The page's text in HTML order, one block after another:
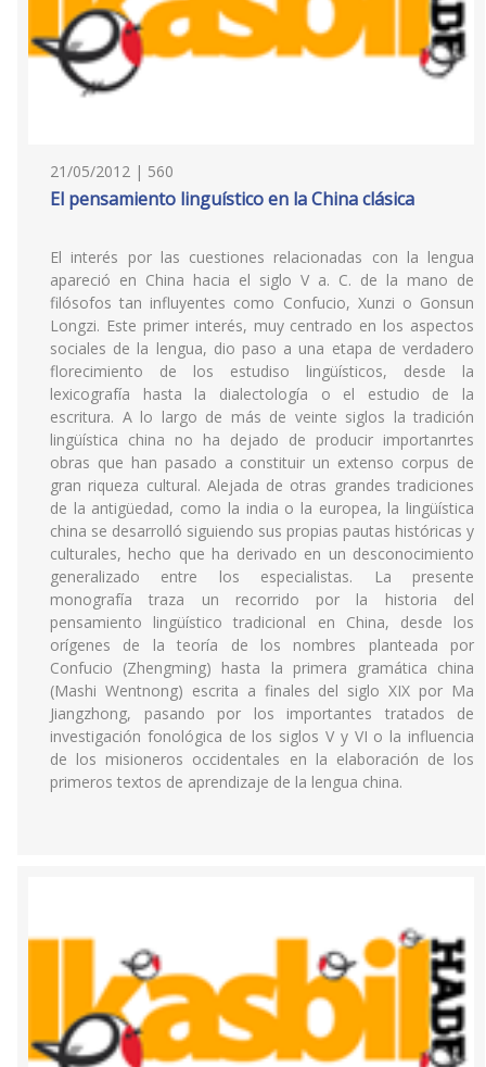
21/05/2012 | 560
El pensamiento linguístico en la China clásica
El interés por las cuestiones relacionadas con la lengua
apareció en China hacia el siglo V a. C. de la mano de
filósofos tan influyentes como Confucio, Xunzi o Gonsun
Longzi. Este primer interés, muy centrado en los aspectos
sociales de la lengua, dio paso a una etapa de verdadero
florecimiento de los estudiso lingüísticos, desde la
lexicografía hasta la dialectología o el estudio de la
escritura. A lo largo de más de veinte siglos la tradición
lingüística china no ha dejado de producir importanrtes
obras que han pasado a constituir un extenso corpus de
gran riqueza cultural. Alejada de otras grandes tradiciones
de la antigüedad, como la india o la europea, la lingüística
china se desarrolló siguiendo sus propias pautas históricas y
culturales, hecho que ha derivado en un desconocimiento
generalizado entre los especialistas. La presente
monografía traza un recorrido por la historia del
pensamiento lingüístico tradicional en China, desde los
orígenes de la teoría de los nombres planteada por
Confucio (Zhengming) hasta la primera gramática china
(Mashi Wentnong) escrita a finales del siglo XIX por Ma
Jiangzhong, pasando por los importantes tratados de
investigación fonológica de los siglos V y VI o la influencia
de los misioneros occidentales en la elaboración de los
primeros textos de aprendizaje de la lengua china.